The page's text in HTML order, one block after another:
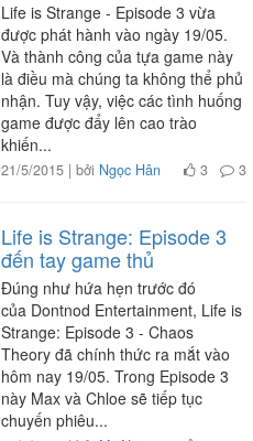
Life is Strange - Episode 3 vừa
được phát hành vào ngày 19/05.
Và thành công của tựa game này
là điều mà chúng ta không thể phủ
nhận. Tuy vậy, việc các tình huống
game được đẩy lên cao trào
khiến...
21/5/2015 | bởi Ngọc Hân 3 3
Life is Strange: Episode 3
đến tay game thủ
Đúng như hứa hẹn trước đó
của Dontnod Entertainment, Life is
Strange: Episode 3 - Chaos
Theory đã chính thức ra mắt vào
hôm nay 19/05. Trong Episode 3
này Max và Chloe sẽ tiếp tục
chuyến phiêu...